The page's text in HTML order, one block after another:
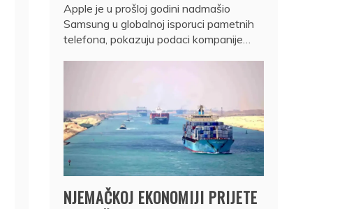
Apple je u prošloj godini nadmašio
Samsung u globalnoj isporuci pametnih
telefona, pokazuju podaci kompanije…
NJEMAČKOJ EKONOMIJI PRIJETE